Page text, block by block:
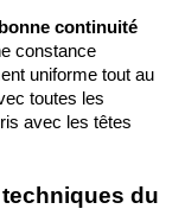
bonne continuité
constance
uniforme tout au
toutes les
avec les têtes
du